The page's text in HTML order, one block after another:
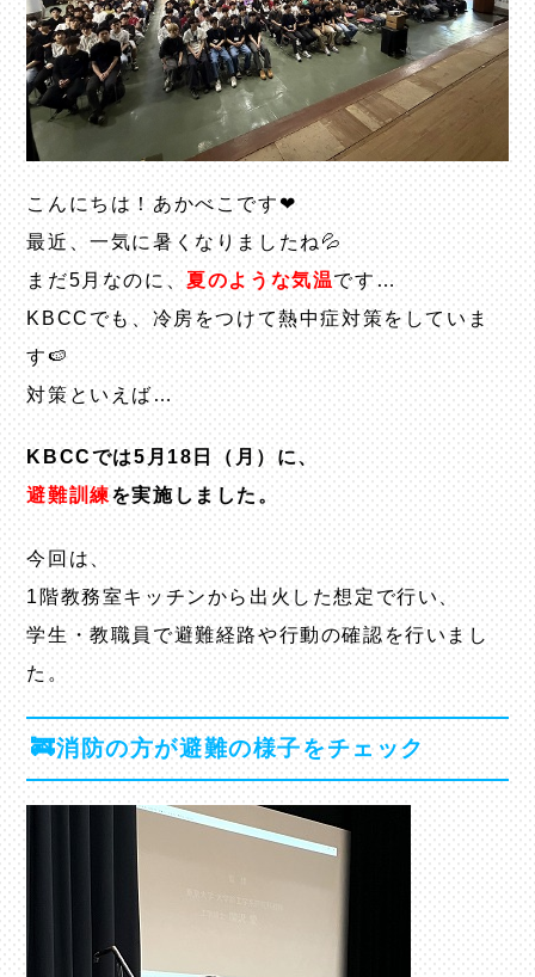
こんにちは！あかべこです❤
最近、一気に暑くなりましたね💦
まだ5月なのに、夏のような気温です…
KBCCでも、冷房をつけて熱中症対策をしていま
す🍉
対策といえば…
KBCCでは5月18日（月）に、
避難訓練を実施しました。
今回は、
1階教務室キッチンから出火した想定で行い、
学生・教職員で避難経路や行動の確認を行いまし
た。
🚒消防の方が避難の様子をチェック